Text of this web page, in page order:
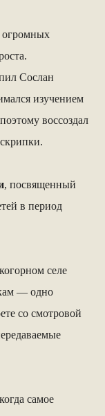
огромных
Сослан
изучением
воссоздал
, посвященный
в период
селе
— одно
со смотровой
самое